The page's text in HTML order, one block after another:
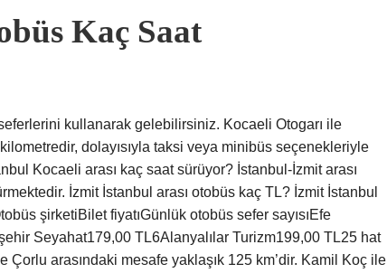
Kaç Saat
kullanarak gelebilirsiniz. Kocaeli Otogarı ile
dolayısıyla taksi veya minibüs seçenekleriyle
Kocaeli arası kaç saat sürüyor? İstanbul-İzmit arası
İzmit İstanbul arası otobüs kaç TL? İzmit İstanbul
şirketiBilet fiyatıGünlük otobüs sefer sayısıEfe
Seyahat179,00 TL6Alanyalılar Turizm199,00 TL25 hat
arasındaki mesafe yaklaşık 125 km’dir. Kamil Koç ile